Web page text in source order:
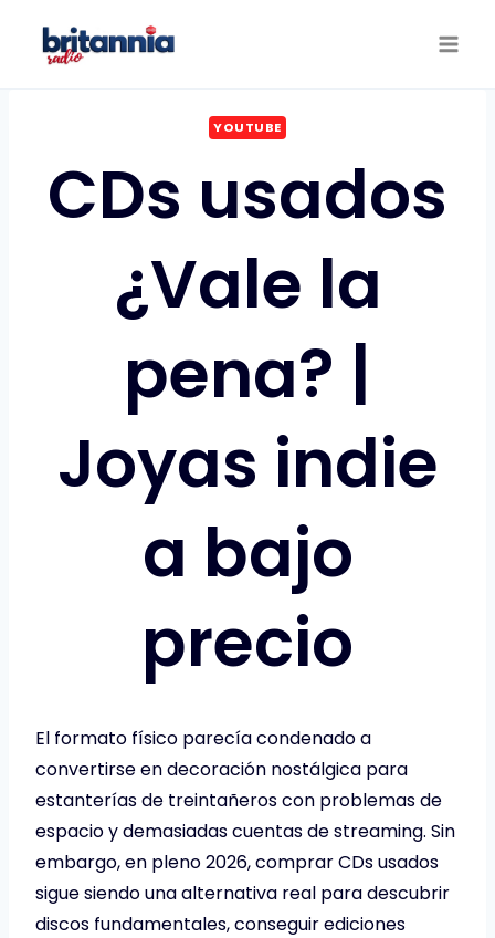
YOUTUBE
CDs usados
¿Vale la
pena? |
Joyas indie
a bajo
precio
El formato físico parecía condenado a
convertirse en decoración nostálgica para
estanterías de treintañeros con problemas de
espacio y demasiadas cuentas de streaming. Sin
embargo, en pleno 2026, comprar CDs usados
sigue siendo una alternativa real para descubrir
discos fundamentales, conseguir ediciones